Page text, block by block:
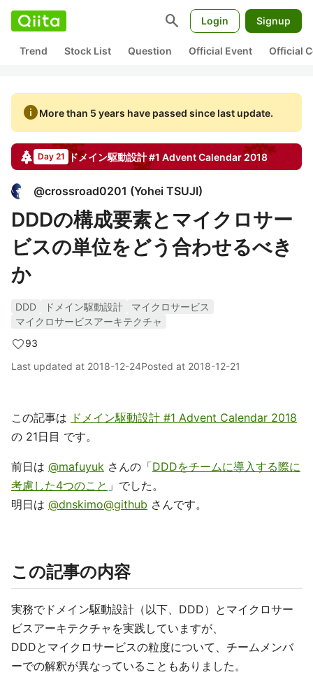
search Login Signup
Trend Stock List Question Official Event Official
infoMore than 5 years have passed since last update.
Day 21 ドメイン駆動設計 #1 Advent Calendar2018
@crossroad0201 (Yohei TSUJI)
DDDの構成要素とマイクロサー
ビスの単位をどう合わせるべき
か
DDD ドメイン駆動設計
マイクロサービス
マイクロサービスアーキテクチャ
93
Last updated at 2018-12-24Posted at 2018-12-21
この記事は ドメイン駆動設計 #1 Advent Calendar 2018
の 21日目 です。
前日は @mafuyuk さんの「DDDをチームに導入する際に
考慮した4つのこと 」でした。
明日は @dnskimo@github さんです。
この記事の内容
実務でドメイン駆動設計（以下、DDD）とマイクロサー
ビスアーキテクチャを実践していますが、
DDDとマイクロサービスの粒度について、チームメンバ
ーでの解釈が異なっていることもありました。